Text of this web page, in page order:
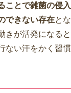
ことで雑菌の侵
できない存在と
きが活発になる
ない汗をかく習